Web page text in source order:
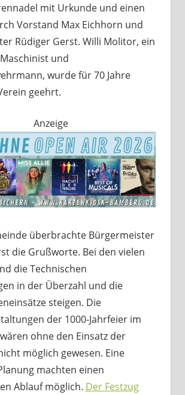
mit Urkunde und einen
Vorstand Max Eichhorn und
Rüdiger Gerst. Willi Molitor, ein
und
wurde für 70 Jahre
geehrt.
Anzeige
überbrachte Bürgermeister
die Grußworte. Bei den vielen
die Technischen
in der Überzahl und die
steigen. Die
der 1000-Jahrfeier im
ohne den Einsatz der
möglich gewesen. Eine
machten einen
Ablauf möglich. Der Festzug